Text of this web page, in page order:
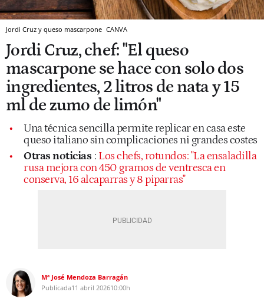
Jordi Cruz y queso mascarpone CANVA
Jordi Cruz, chef: "El queso
mascarpone se hace con solo dos
ingredientes, 2 litros de nata y 15
ml de zumo de limón"
Una técnica sencilla permite replicar en casa este
queso italiano sin complicaciones ni grandes costes
Otras noticias : Los chefs, rotundos: "La ensaladilla
rusa mejora con 450 gramos de ventresca en
conserva, 16 alcaparras y 8 piparras"
Mª José Mendoza Barragán
Publicada11 abril 202610:00h